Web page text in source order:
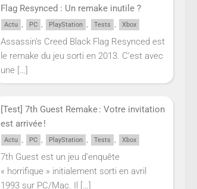
Flag Resynced : Un remake inutile ?
Actu , PC , PlayStation , Tests , Xbox
Assassin’s Creed Black Flag Resynced est
le remake du jeu sorti en 2013. C’est avec
une […]
[Test] 7th Guest Remake : Votre invitation
est arrivée !
Actu , PC , PlayStation , Tests , Xbox
7th Guest est un jeu d’enquête
« horrifique » initialement sorti en avril
1993 sur PC/Mac. Il
[…]